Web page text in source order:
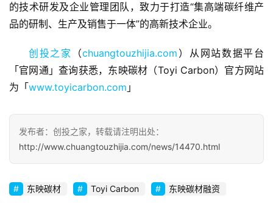
融
资
商
观
察
初
企
的技术研发及企业管理团队，致力于打造“集高端碳纤维产
品的研制、生产及销售于一体”的高新技术企业。
创投之家 （chuangtouzhijia.com ）从网站数据平台
「官网通」查询获悉，东映碳材（Toyi Carbon）官方网站
为「www.toyicarbon.com 」
发布者：创投之家，转载请注明出处：
http://www.chuangtouzhijia.com/news/14470.html
东映碳材 Toyi Carbon 东映碳材融资